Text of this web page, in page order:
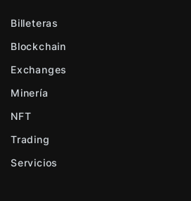
Billeteras
Blockchain
Exchanges
Minería
NFT
Trading
Servicios